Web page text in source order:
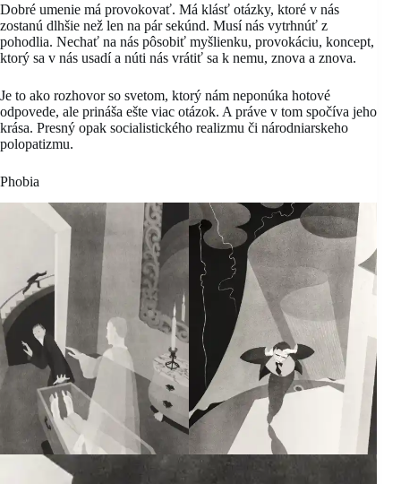
Dobré umenie má provokovať. Má klásť otázky, ktoré v nás
zostanú dlhšie než len na pár sekúnd. Musí nás vytrhnúť z
pohodlia. Nechať na nás pôsobiť myšlienku, provokáciu, koncept,
ktorý sa v nás usadí a núti nás vrátiť sa k nemu, znova a znova.
Je to ako rozhovor so svetom, ktorý nám neponúka hotové
odpovede, ale prináša ešte viac otázok. A práve v tom spočíva jeho
krása. Presný opak socialistického realizmu či národniarskeho
polopatizmu.
Phobia